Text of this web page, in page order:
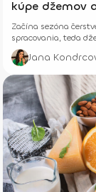
kúpe džemov
Začína sezóna
spracovania, teda
Jana